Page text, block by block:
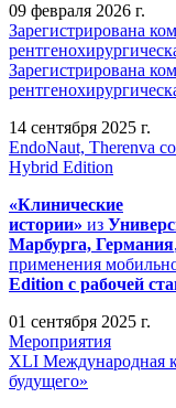
09 февраля 2026 г.
Зарегистрирована
Зарегистрирована
14 сентября 2025 г.
EndoNaut, Therenva
Hybrid Edition
«Клинические
истории» из
Марбурга, Германия
применения
Edition с рабочей
01 сентября 2025 г.
Мероприятия
XLI Международная
будущего»